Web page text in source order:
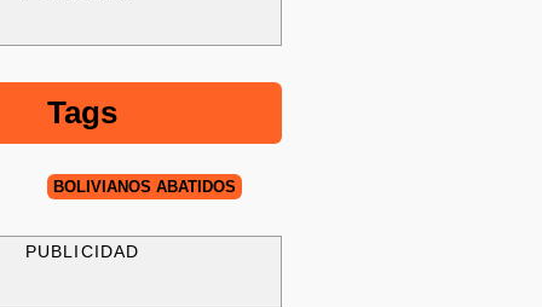
Tags
BOLIVIANOS ABATIDOS
PUBLICIDAD